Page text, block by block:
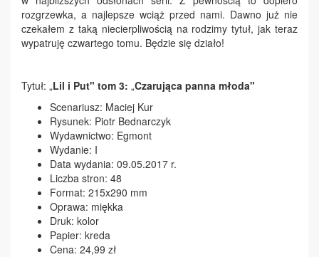
rozgrzewka, a najlepsze wciąż przed nami. Dawno już nie
czekałem z taką niecierpliwością na rodzimy tytuł, jak teraz
wypatruję czwartego tomu. Będzie się działo!
Tytuł: „Lil i Put" tom 3: „Czarująca panna młoda"
Scenariusz: Maciej Kur
Rysunek: Piotr Bednarczyk
Wydawnictwo: Egmont
Wydanie: I
Data wydania: 09.05.2017 r.
Liczba stron: 48
Format: 215x290 mm
Oprawa: miękka
Druk: kolor
Papier: kreda
Cena: 24,99 zł